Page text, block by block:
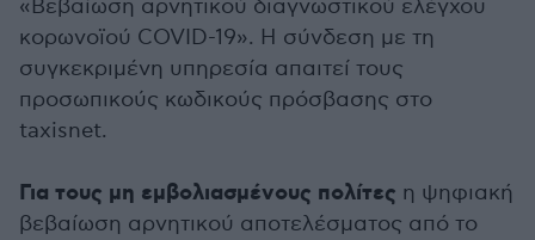
«Βεβαίωση αρνητικού διαγνωστικού ελέγχου
κορωνοϊού COVID-19». Η σύνδεση με τη
συγκεκριμένη υπηρεσία απαιτεί τους
προσωπικούς κωδικούς πρόσβασης στο
taxisnet.
Για τους μη εμβολιασμένους πολίτες η ψηφιακή
βεβαίωση αρνητικού αποτελέσματος από το